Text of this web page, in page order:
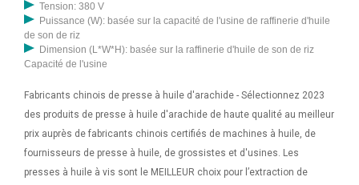
Tension: 380 V
Puissance (W): basée sur la capacité de l'usine de raffinerie d'huile
de son de riz
Dimension (L*W*H): basée sur la raffinerie d'huile de son de riz
Capacité de l'usine
Fabricants chinois de presse à huile d'arachide - Sélectionnez 2023
des produits de presse à huile d'arachide de haute qualité au meilleur
prix auprès de fabricants chinois certifiés de machines à huile, de
fournisseurs de presse à huile, de grossistes et d'usines. Les
presses à huile à vis sont le MEILLEUR choix pour l’extraction de